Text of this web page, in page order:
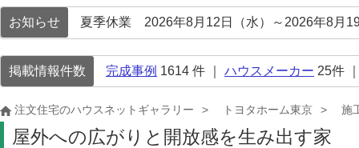
お知らせ 夏季休業 2026年8月12日（水）～2026年8月
掲載情報件数 完成事例 1614 件 ｜ ハウスメーカー 25件
注文住宅のハウスネットギャラリー トヨタホーム東京 施
屋外への広がりと開放感を生み出す家